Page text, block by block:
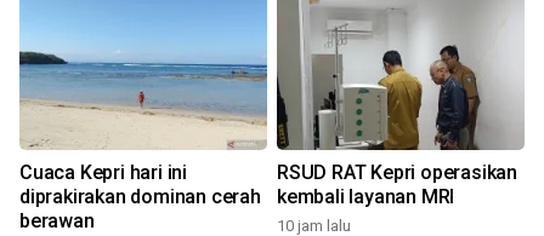
Cuaca Kepri hari ini
diprakirakan dominan cerah
berawan
RSUD RAT Kepri operasikan
kembali layanan MRI
10 jam lalu